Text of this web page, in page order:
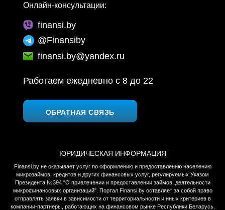
Онлайн-консультации:
finansi.by
@Finansiby
finansi.by@yandex.ru
Работаем ежедневно c 8 до 22
ОБРАТНАЯ СВЯЗЬ
ЮРИДИЧЕСКАЯ ИНФОРМАЦИЯ
Finansi.by не оказывает услуг по оформлению и предоставлению населению
микрозаймов, кредитов и других финансовых услуг, регулируемых Указом
Президента №394 "О привлечении и предоставлении займов, деятельности
микрофинансовых организаций". Портал Finansi.by оставляет за собой право
отправлять заявки в зависимости от территориальности и иных критериев в
компании-партнеры, работающих на финансовом рынке Республики Беларусь.